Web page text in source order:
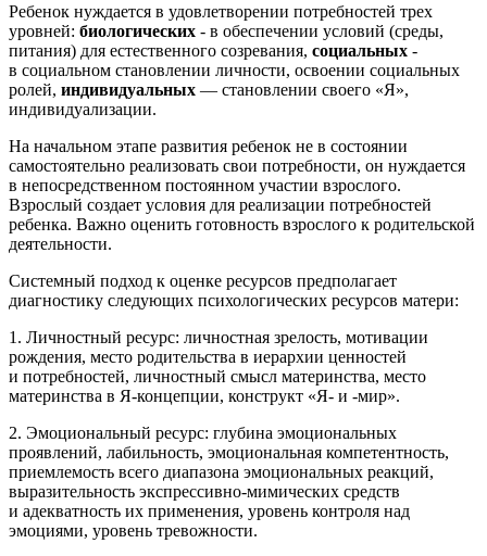
Ребенок нуждается в удовлетворении потребностей трех
уровней: биологических - в обеспечении условий (среды,
питания) для естественного созревания, социальных -
в социальном становлении личности, освоении социальных
ролей, индивидуальных — становлении своего «Я»,
индивидуализации.
На начальном этапе развития ребенок не в состоянии
самостоятельно реализовать свои потребности, он нуждается
в непосредственном постоянном участии взрослого.
Взрослый создает условия для реализации потребностей
ребенка. Важно оценить готовность взрослого к родительской
деятельности.
Cистемный подход к оценке ресурсов предполагает
диагностику следующих психологических ресурсов матери:
1. Личностный ресурс: личностная зрелость, мотивации
рождения, место родительства в иерархии ценностей
и потребностей, личностный смысл материнства, место
материнства в Я-концепции, конструкт «Я- и -мир».
2. Эмоциональный ресурс: глубина эмоциональных
проявлений, лабильность, эмоциональная компетентность,
приемлемость всего диапазона эмоциональных реакций,
выразительность экспрессивно-мимических средств
и адекватность их применения, уровень контроля над
эмоциями, уровень тревожности.